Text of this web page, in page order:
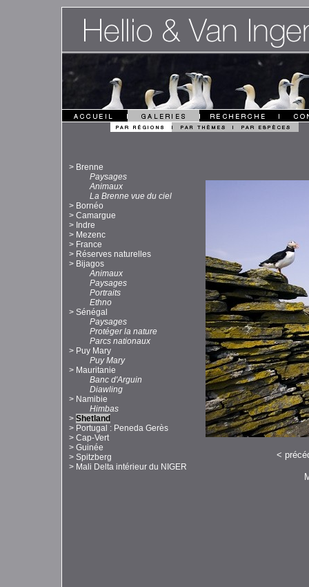
> Brenne
Paysages
Animaux
La Brenne vue du ciel
> Bornéo
> Camargue
> Indre
> Mezenc
> France
> Réserves naturelles
> Bijagos
Animaux
Paysages
Portraits
Ethno
> Sénégal
Paysages
Protéger la nature
Parcs nationaux
> Puy Mary
Puy Mary
> Mauritanie
Banc d'Arguin
Diawling
> Namibie
Himbas
> Shetland
> Portugal : Peneda Gerès
> Cap-Vert
> Guinée
> Spitzberg
> Mali Delta intérieur du NIGER
<